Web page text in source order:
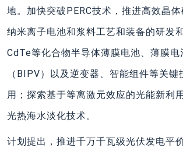
地。加快突破PERC技术，推进高效晶
纳米离子电池和浆料工艺和装备的研发
CdTe等化合物半导体薄膜电池、薄膜电
（BIPV）以及逆变器、智能组件等关
用；探索基于等离激元效应的光能新利
光热海水淡化技术。
计划提出，推进千万千瓦级光伏发电平